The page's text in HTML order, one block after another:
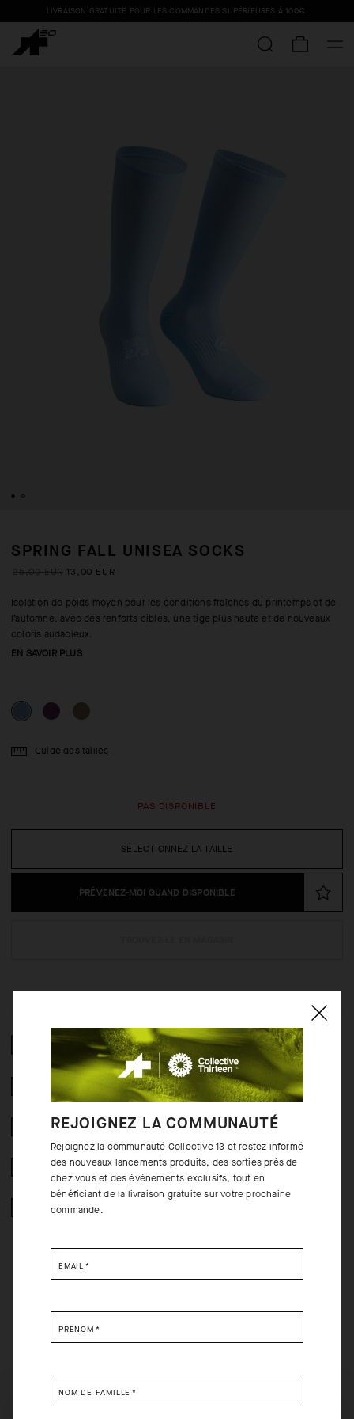
LIVRAISON GRATUITE POUR LES COMMANDES SUPÉRIEURES À 100€.
SPRING FALL UNISEA SOCKS
13,00 EUR
Isolation de poids moyen pour les conditions fraîches du printemps et de
l’automne, avec des renforts ciblés, une tige plus haute et de nouveaux
coloris audacieux.
EN SAVOIR PLUS
SÉLECTIONNEZ LA TAILLE
Guide des tailles
PAS DISPONIBLE
PRÉVENEZ-MOI QUAND DISPONIBLE
COMPOSITION
2 ANS DE GARANTIE
CRASH POLICY
RETOURS GRATUITS
ACHAT SECURISE
COULISSES DU PRODUIT
orteils et le talon sont renforcées, et une tige de 20 cm apporte une
SELECT YOUR COUNTRY
REJOIGNEZ LA COMMUNAUTÉ
Rejoignez la communauté Collective 13 et restez informé
des nouveaux lancements produits, des sorties près de
chez vous et des événements exclusifs, tout en
bénéficiant de la livraison gratuite sur votre prochaine
commande.
EMAIL *
PRÉNOM *
NOM DE FAMILLE *